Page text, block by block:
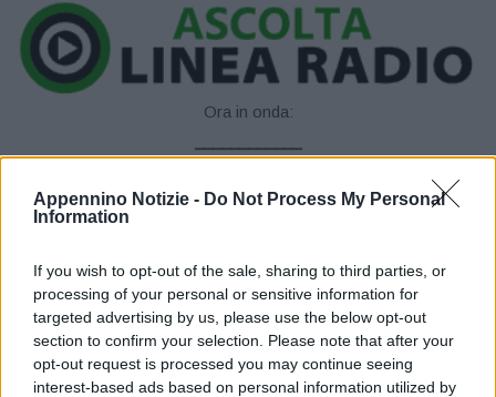
Appennino Notizie - Do Not Process My Personal
Information
If you wish to opt-out of the sale, sharing to third parties, or
processing of your personal or sensitive information for
targeted advertising by us, please use the below opt-out
section to confirm your selection. Please note that after your
opt-out request is processed you may continue seeing
interest-based ads based on personal information utilized by
Ora in onda:
interventi urgenti di messa in sicurezza dei manufatti della rete
viaria provinciale, sul ponte della Sp 96 sul torrente Dolo, a
Civago di Villa Minozzo, si viaggerà a senso unico alternato e
con limite di velocità a 30 km/ora fino al termine dei lavori di